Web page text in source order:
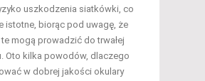
uszkodzenia siatkówki, co
istotne, biorąc pod uwagę, że
mogą prowadzić do trwałej
Oto kilka powodów, dlaczego
w dobrej jakości okulary